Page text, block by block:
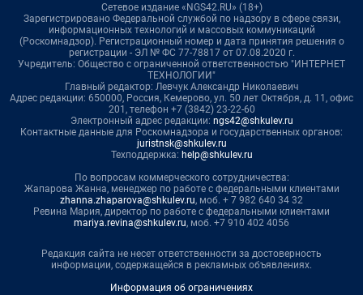
Сетевое издание «NGS42.RU» (18+)
Зарегистрировано Федеральной службой по надзору в сфере связи,
информационных технологий и массовых коммуникаций
(Роскомнадзор). Регистрационный номер и дата принятия решения о
регистрации - ЭЛ № ФС 77-78817 от 07.08.2020 г.
Учредитель: Общество с ограниченной ответственностью "ИНТЕРНЕТ
ТЕХНОЛОГИИ"
Главный редактор: Левчук Александр Николаевич
Адрес редакции: 650000, Россия, Кемерово, ул. 50 лет Октября, д. 11, офис
201, телефон +7 (3842) 23-22-60
Электронный адрес редакции: ngs42@shkulev.ru
Контактные данные для Роскомнадзора и государственных органов:
juristnsk@shkulev.ru
Техподдержка: help@shkulev.ru
По вопросам коммерческого сотрудничества:
Жапарова Жанна, менеджер по работе с федеральными клиентами
zhanna.zhaparova@shkulev.ru, моб. + 7 982 640 34 32
Ревина Мария, директор по работе с федеральными клиентами
mariya.revina@shkulev.ru, моб. +7 910 402 4056
Редакция сайта не несет ответственности за достоверность
информации, содержащейся в рекламных объявлениях.
Информация об ограничениях